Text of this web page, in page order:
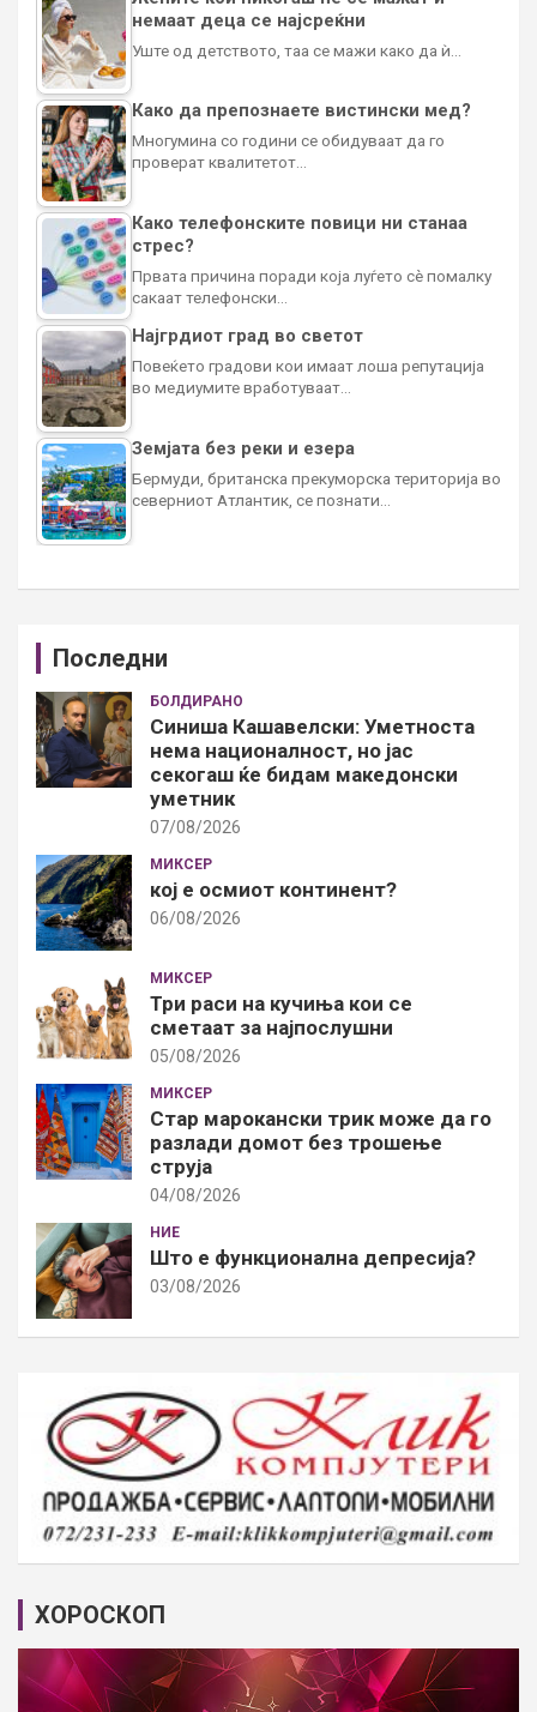
немаат деца се најсреќни
Уште од детството, таа се мажи како да ѝ…
Како да препознаете вистински мед?
Многумина со години се обидуваат да го
проверат квалитетот…
Како телефонските повици ни станаа
стрес?
Првата причина поради која луѓето сè помалку
сакаат телефонски…
Најгрдиот град во светот
Повеќето градови кои имаат лоша репутација
во медиумите вработуваат…
Земјата без реки и езера
Бермуди, британска прекуморска територија во
северниот Атлантик, се познати…
Последни
БОЛДИРАНО
Синиша Кашавелски: Уметноста
нема националност, но јас
секогаш ќе бидам македонски
уметник
07/08/2026
МИКСЕР
кој е осмиот континент?
06/08/2026
МИКСЕР
Три раси на кучиња кои се
сметаат за најпослушни
05/08/2026
МИКСЕР
Стар марокански трик може да го
разлади домот без трошење
струја
04/08/2026
НИЕ
Што е функционална депресија?
03/08/2026
ХОРОСКОП